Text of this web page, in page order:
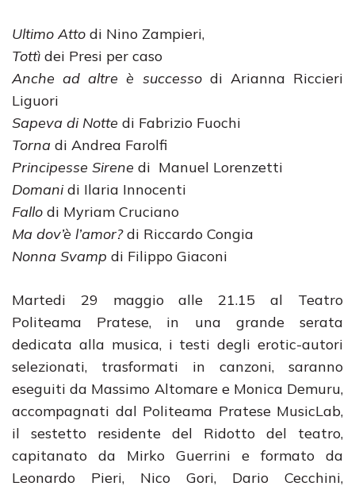
Ultimo Atto di Nino Zampieri,
Tottì dei Presi per caso
Anche ad altre è successo di Arianna Riccieri
Liguori
Sapeva di Notte di Fabrizio Fuochi
Torna di Andrea Farolfi
Principesse Sirene di Manuel Lorenzetti
Domanidi Ilaria Innocenti
Fallo di Myriam Cruciano
Ma dov’è l’amor?di Riccardo Congia
Nonna Svamp di Filippo Giaconi
Martedi 29 maggio alle 21.15 al Teatro
Politeama Pratese, in una grande serata
dedicata alla musica, i testi degli erotic-autori
selezionati, trasformati in canzoni, saranno
eseguiti da Massimo Altomare e Monica Demuru,
accompagnati dal Politeama Pratese MusicLab,
il sestetto residente del Ridotto del teatro,
capitanato da Mirko Guerrini e formato da
Leonardo Pieri, Nico Gori, Dario Cecchini,